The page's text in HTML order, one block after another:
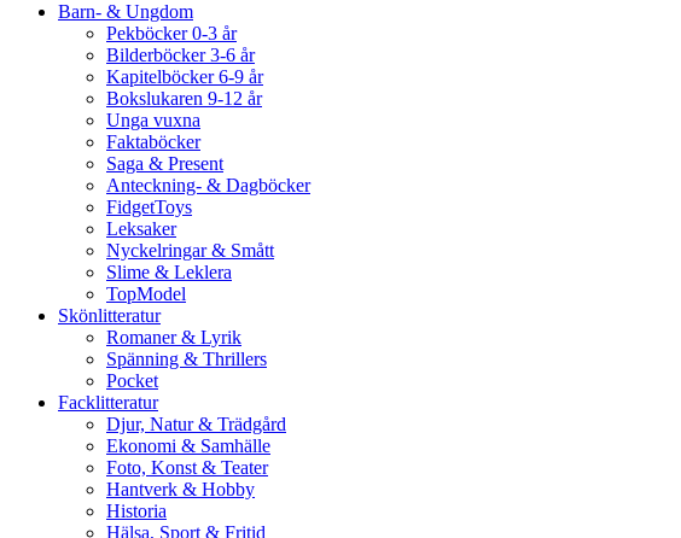
Barn- & Ungdom
Pekböcker 0-3 år
Bilderböcker 3-6 år
Kapitelböcker 6-9 år
Bokslukaren 9-12 år
Unga vuxna
Faktaböcker
Saga & Present
Anteckning- & Dagböcker
FidgetToys
Leksaker
Nyckelringar & Smått
Slime & Leklera
TopModel
Skönlitteratur
Romaner & Lyrik
Spänning & Thrillers
Pocket
Facklitteratur
Djur, Natur & Trädgård
Ekonomi & Samhälle
Foto, Konst & Teater
Hantverk & Hobby
Historia
Hälsa, Sport & Fritid